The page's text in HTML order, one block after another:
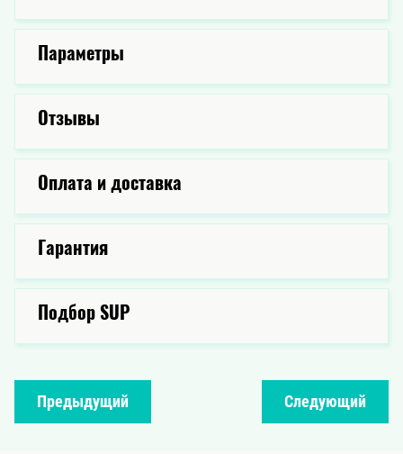
Параметры
Отзывы
Оплата и доставка
Гарантия
Подбор SUP
Предыдущий Следующий